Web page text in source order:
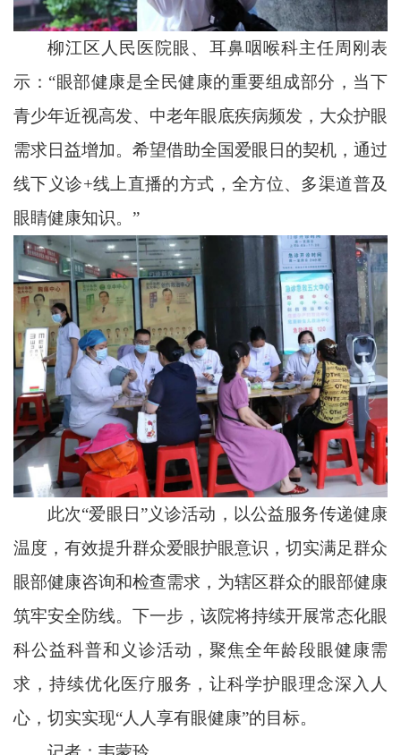
柳江区人民医院眼、耳鼻咽喉科主任周刚表
示：“眼部健康是全民健康的重要组成部分，当下
青少年近视高发、中老年眼底疾病频发，大众护眼
需求日益增加。希望借助全国爱眼日的契机，通过
线下义诊+线上直播的方式，全方位、多渠道普及
眼睛健康知识。”
此次“爱眼日”义诊活动，以公益服务传递健康
温度，有效提升群众爱眼护眼意识，切实满足群众
眼部健康咨询和检查需求，为辖区群众的眼部健康
筑牢安全防线。下一步，该院将持续开展常态化眼
科公益科普和义诊活动，聚焦全年龄段眼健康需
求，持续优化医疗服务，让科学护眼理念深入人
心，切实实现“人人享有眼健康”的目标。